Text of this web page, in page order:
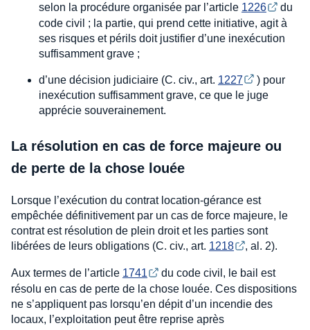
selon la procédure organisée par l’article 1226
du
code civil ; la partie, qui prend cette initiative, agit à
ses risques et périls doit justifier d’une inexécution
suffisamment grave ;
d’une décision judiciaire (C. civ., art. 1227
) pour
inexécution suffisamment grave, ce que le juge
apprécie souverainement.
La résolution en cas de force majeure ou
de perte de la chose louée
Lorsque l’exécution du contrat location-gérance est
empêchée définitivement par un cas de force majeure, le
contrat est résolution de plein droit et les parties sont
libérées de leurs obligations (C. civ., art. 1218 , al. 2).
Aux termes de l’article 1741
du code civil, le bail est
résolu en cas de perte de la chose louée. Ces dispositions
ne s’appliquent pas lorsqu’en dépit d’un incendie des
locaux, l’exploitation peut être reprise après